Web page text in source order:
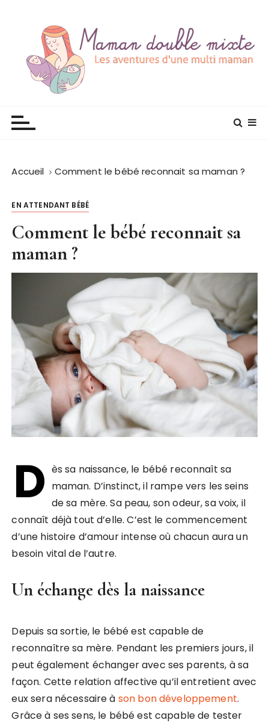
Accueil Comment le bébé reconnait sa maman ?
EN ATTENDANT BÉBÉ
Comment le bébé reconnait sa
maman ?
D ès sa naissance, le bébé reconnaît sa
maman. D’instinct, il rampe vers les seins
de sa mère. Sa peau, son odeur, sa voix, il
connaît déjà tout d’elle. C’est le commencement
d’une histoire d’amour intense où chacun aura un
besoin vital de l’autre.
Un échange dès la naissance
Depuis sa sortie, le bébé est capable de
reconnaître sa mère. Pendant les premiers jours, il
peut également échanger avec ses parents, à sa
façon. Cette relation affective qu’il entretient avec
eux sera nécessaire à son bon développement.
Grâce à ses sens, le bébé est capable de tester